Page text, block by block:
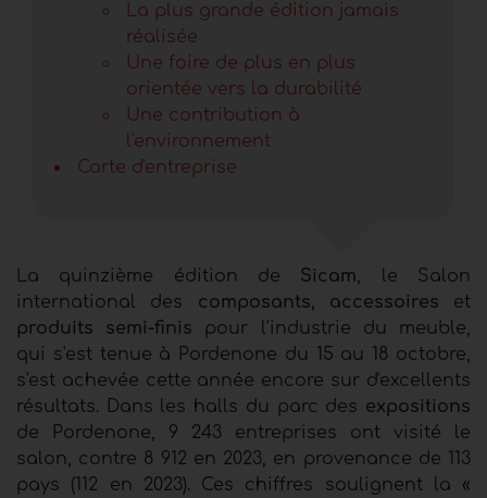
La plus grande édition jamais
réalisée
Une foire de plus en plus
orientée vers la durabilité
Une contribution à
l'environnement
Carte d'entreprise
La quinzième édition de Sicam, le Salon
international des composants, accessoires et
produits semi-finis pour l'industrie du meuble,
qui s'est tenue à Pordenone du 15 au 18 octobre,
s'est achevée cette année encore sur d'excellents
résultats. Dans les halls du parc des expositions
de Pordenone, 9 243 entreprises ont visité le
salon, contre 8 912 en 2023, en provenance de 113
pays (112 en 2023). Ces chiffres soulignent la «